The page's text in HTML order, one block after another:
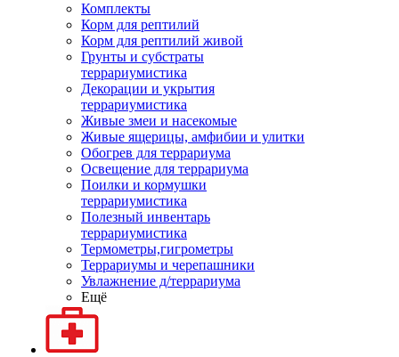
Комплекты
Корм для рептилий
Корм для рептилий живой
Грунты и субстраты
террариумистика
Декорации и укрытия
террариумистика
Живые змеи и насекомые
Живые ящерицы, амфибии и улитки
Обогрев для террариума
Освещение для террариума
Поилки и кормушки
террариумистика
Полезный инвентарь
террариумистика
Термометры,гигрометры
Террариумы и черепашники
Увлажнение д/террариума
Ещё